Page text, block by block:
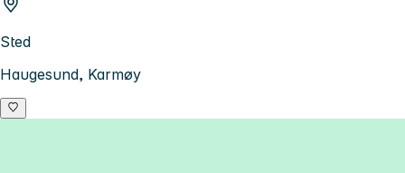
Sted
Haugesund, Karmøy